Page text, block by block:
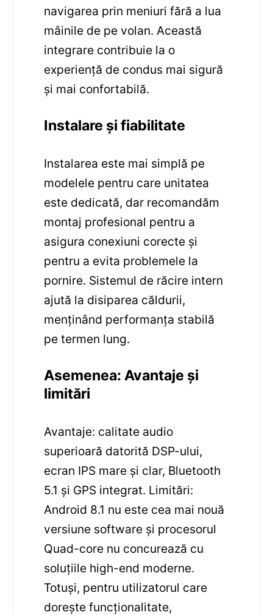
navigarea prin meniuri fără a lua
mâinile de pe volan. Această
integrare contribuie la o
experiență de condus mai sigură
și mai confortabilă.
Instalare și fiabilitate
Instalarea este mai simplă pe
modelele pentru care unitatea
este dedicată, dar recomandăm
montaj profesional pentru a
asigura conexiuni corecte și
pentru a evita problemele la
pornire. Sistemul de răcire intern
ajută la disiparea căldurii,
menținând performanța stabilă
pe termen lung.
Asemenea: Avantaje și
limitări
Avantaje: calitate audio
superioară datorită DSP-ului,
ecran IPS mare și clar, Bluetooth
5.1 și GPS integrat. Limitări:
Android 8.1 nu este cea mai nouă
versiune software și procesorul
Quad-core nu concurează cu
soluțiile high-end moderne.
Totuși, pentru utilizatorul care
dorește funcționalitate,